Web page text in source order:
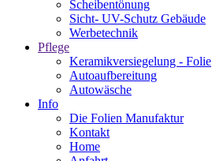
Scheibentönung
Sicht- UV-Schutz Gebäude
Werbetechnik
Pflege
Keramikversiegelung - Folie
Autoaufbereitung
Autowäsche
Info
Die Folien Manufaktur
Kontakt
Home